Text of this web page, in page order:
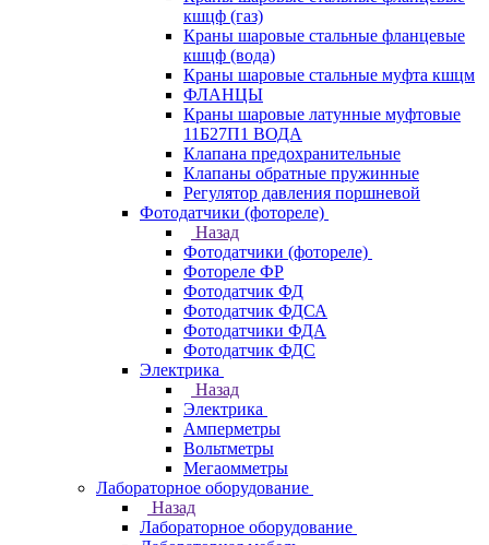
кшцф (газ)
Краны шаровые стальные фланцевые
кшцф (вода)
Краны шаровые стальные муфта кшцм
ФЛАНЦЫ
Краны шаровые латунные муфтовые
11Б27П1 ВОДА
Клапана предохранительные
Клапаны обратные пружинные
Регулятор давления поршневой
Фотодатчики (фотореле)
Назад
Фотодатчики (фотореле)
Фотореле ФР
Фотодатчик ФД
Фотодатчик ФДСА
Фотодатчики ФДА
Фотодатчик ФДС
Электрика
Назад
Электрика
Амперметры
Вольтметры
Мегаомметры
Лабораторное оборудование
Назад
Лабораторное оборудование